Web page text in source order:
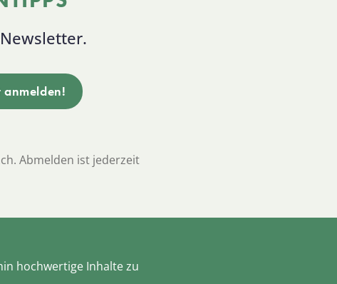
Abmelden ist jederzeit
hochwertige Inhalte zu